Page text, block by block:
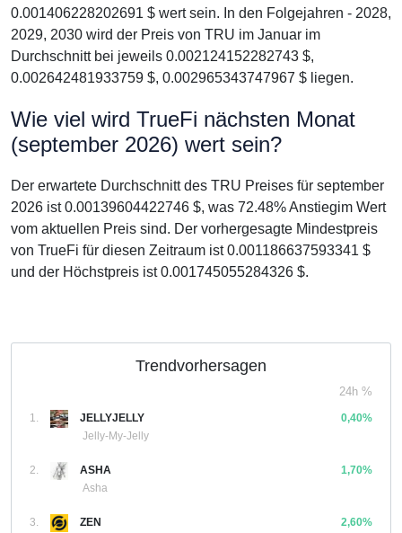
0.001406228202691 $ wert sein. In den Folgejahren - 2028,
2029, 2030 wird der Preis von TRU im Januar im
Durchschnitt bei jeweils 0.002124152282743 $,
0.002642481933759 $, 0.002965343747967 $ liegen.
Wie viel wird TrueFi nächsten Monat
(september 2026) wert sein?
Der erwartete Durchschnitt des TRU Preises für september
2026 ist 0.00139604422746 $, was 72.48% Anstiegim Wert
vom aktuellen Preis sind. Der vorhergesagte Mindestpreis
von TrueFi für diesen Zeitraum ist 0.001186637593341 $
und der Höchstpreis ist 0.001745055284326 $.
Trendvorhersagen
24h %
1.
JELLYJELLY
Jelly-My-Jelly
0,40%
2.
ASHA
Asha
1,70%
3.
ZEN
2,60%